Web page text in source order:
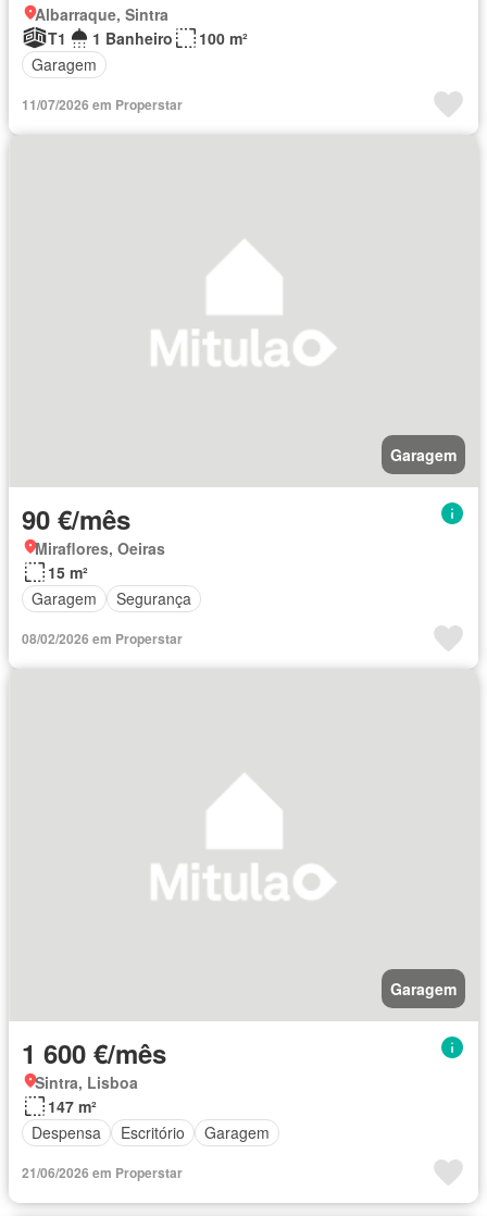
Albarraque, Sintra
T1
1 Banheiro
100 m²
Garagem
11/07/2026 em Properstar
Garagem
90 €/mês
Miraflores, Oeiras
15 m²
Garagem
Segurança
08/02/2026 em Properstar
Garagem
1 600 €/mês
Sintra, Lisboa
147 m²
Despensa
Escritório Garagem
21/06/2026 em Properstar